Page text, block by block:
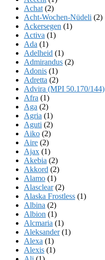
Achat (2)
Acht-Wochen-Nüdeli (2)
Ackersegen (1)
Activa (1)
Ada (1)
Adelheid (1)
Admirandus (2)
Adonis (1)
Adretta (2)
Advira (MPI 50.170/144)
Afra (1)
Aga (2)
Agria (1)
Aguti (2)
Aiko (2)
Aire (2)
Ajax (1)
Akebia (2)
Akkord (2)
Alamo (1)
Alasclear(2)
Alaska Frostless (1)
Albina (2)
Albion (1)
Alcmaria (1)
Aleksander(1)
Alexa (1)
Alexis (1)